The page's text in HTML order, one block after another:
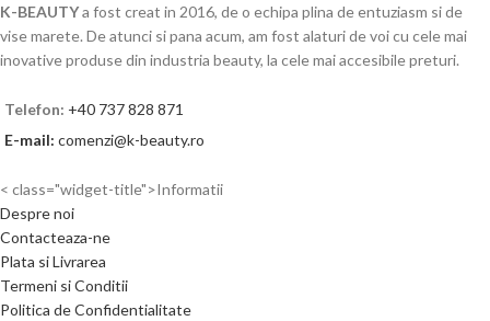
K-BEAUTYa fost creat in 2016, de o echipa plina de entuziasm si de
vise marete. De atunci si pana acum, am fost alaturi de voi cu cele mai
inovative produse din industria beauty, la cele mai accesibile preturi.
Telefon: +40 737 828 871
E-mail: comenzi@k-beauty.ro
< class="widget-title">Informatii
Despre noi
Contacteaza-ne
Plata si Livrarea
Termeni si Conditii
Politica de Confidentialitate